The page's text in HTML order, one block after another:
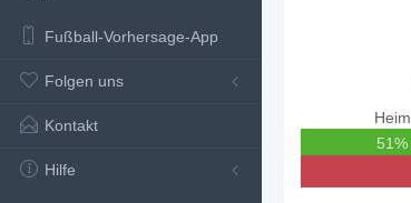
Fußball-Vorhersage-App
Folgen uns
Kontakt
Hilfe
Heim
51%